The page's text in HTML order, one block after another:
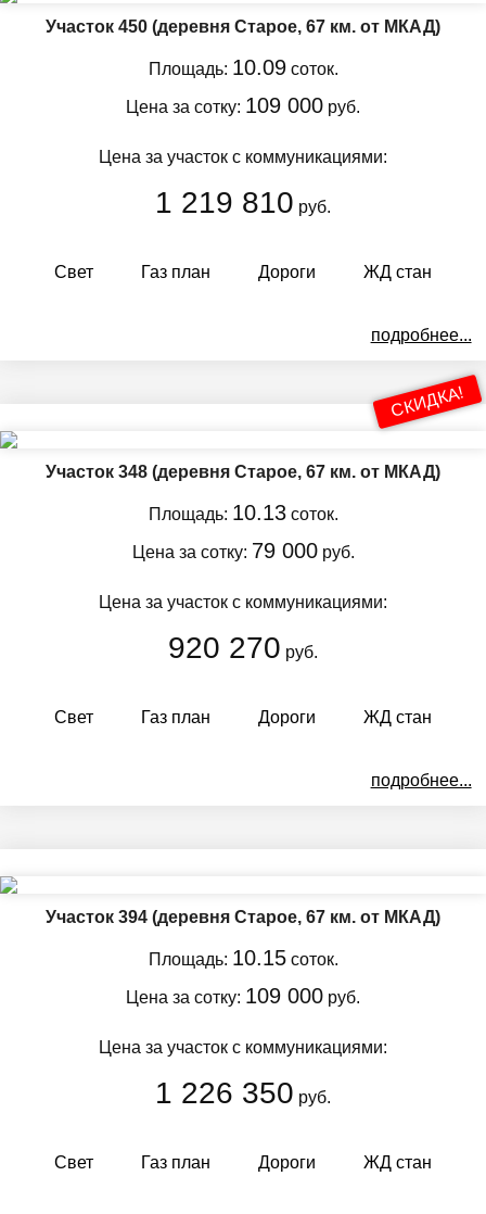
Участок 450 (деревня Старое, 67 км. от МКАД)
Площадь: 10.09соток.
Цена за сотку: 109 000 руб.
Цена за участок с коммуникациями:
1 219 810 руб.
Свет Газ план Дороги ЖД стан
подробнее...
СКИДКА!
Участок 348 (деревня Старое, 67 км. от МКАД)
Площадь: 10.13соток.
Цена за сотку: 79 000руб.
Цена за участок с коммуникациями:
920 270 руб.
Свет Газ план Дороги ЖД стан
подробнее...
Участок 394 (деревня Старое, 67 км. от МКАД)
Площадь: 10.15соток.
Цена за сотку: 109 000 руб.
Цена за участок с коммуникациями:
1 226 350 руб.
Свет Газ план Дороги ЖД стан